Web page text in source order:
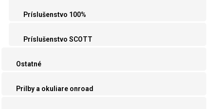
Príslušenstvo 100%
Príslušenstvo SCOTT
Ostatné
Prilby a okuliare onroad